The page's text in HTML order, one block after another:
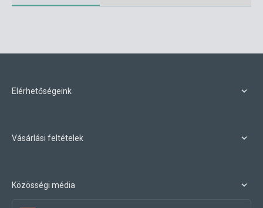
Elérhetőségeink
Vásárlási feltételek
Közösségi média